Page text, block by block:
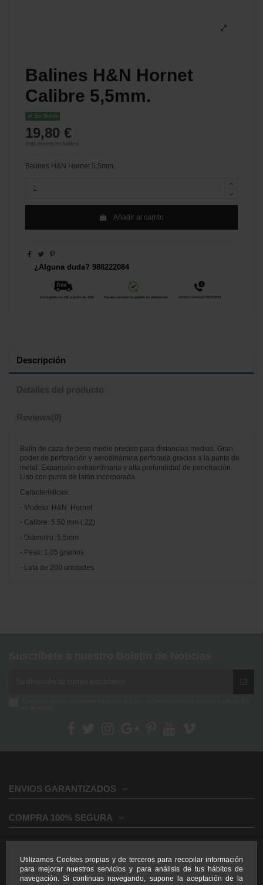
Utilizamos Cookies propias y de terceros para recopilar información
para mejorar nuestros servicios y para análisis de tus hábitos de
navegación. Si continuas navegando, supone la aceptación de la
Balines H&N Hornet
Calibre 5,5mm.
En Stock
19,80 €
Impuestos incluidos
Balines H&N Hornet 5,5mm.
Añadir al carrito
¿Alguna duda? 988222084
Descripción
Detalles del producto
Reviews(0)
Balín de caza de peso medio preciso para distancias medias. Gran
poder de perforación y aerodinámica perforada gracias a la punta de
metal. Expansión extraordinaria y alta profundidad de penetración.
Liso con punta de latón incorporada.
Características:
- Modelo: H&N Hornet
- Calibre: 5.50 mm (.22)
- Diámetro: 5,5mm
- Peso: 1,05 gramos
- Lata de 200 unidades
ENVIOS GARANTIZADOS
COMPRA 100% SEGURA
INFORMACION LEGAL